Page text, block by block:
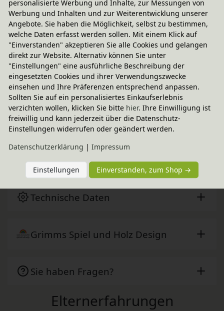
Fairer Paketversand
2,95 € innerhalb ...
Sofort lieferbar- Versand morgen!
CO2-neutraler Paketversand
weitere Informationen
Beiträge aus der Community
Technische Daten
Grimms Spiel und Holz Design
Sie haben Fragen?
Elternerfahrungen
personalisierte Werbung und Inhalte, zur Messungen von
Werbung und Inhalten und zur Weiterentwicklung unserer
Angebote. Sie haben die Möglichkeit, selbst zu bestimmen,
welche Daten erfasst werden sollen. Mit einem Klick auf
"Einverstanden" akzeptieren Sie alle Cookies und gelangen
direkt zur Website. Alternativ können Sie unter
"Einstellungen" eine ausführliche Beschreibung der
eingesetzten Cookies und ihrer Verwendungszwecke
einsehen und Ihre Präferenzen entsprechend anpassen.
Sollten Sie auf ein personalisiertes Einkaufserlebnis
verzichten wollen, klicken Sie bitte hier. Ihre Einwilligung ist
freiwillig und kann jederzeit über die Datenschutz-
Einstellungen widerrufen oder geändert werden.
Daten­schutz­erklärung | Impressum
Einstellungen Einverstanden, zum Shop →